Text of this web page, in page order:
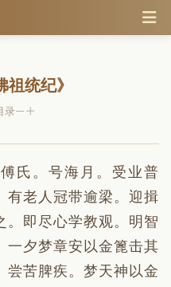
统纪》
录
氏。号海月。受业普
有老人冠带逾梁。迎揖
。即尽心学教观。明智
一夕梦章安以金篦击其
尝苦脾疾。梦天神以金